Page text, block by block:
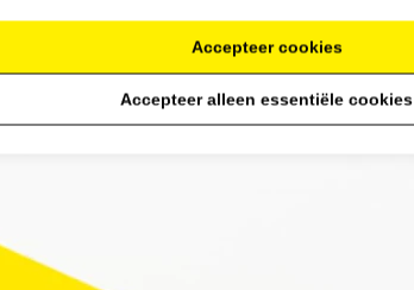
Accepteer cookies
Accepteer alleen essentiële cookies